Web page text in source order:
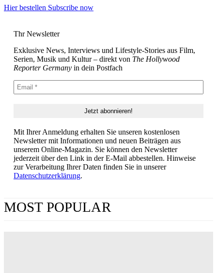
Hier bestellen Subscribe now
Thr Newsletter
Exklusive News, Interviews und Lifestyle-Stories aus Film,
Serien, Musik und Kultur – direkt von The Hollywood
Reporter Germany in dein Postfach
Mit Ihrer Anmeldung erhalten Sie unseren kostenlosen
Newsletter mit Informationen und neuen Beiträgen aus
unserem Online-Magazin. Sie können den Newsletter
jederzeit über den Link in der E-Mail abbestellen. Hinweise
zur Verarbeitung Ihrer Daten finden Sie in unserer
Datenschutzerklärung.
MOST POPULAR